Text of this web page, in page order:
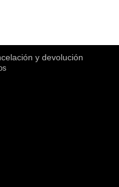
y devolución